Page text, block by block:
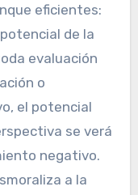
eficientes:
de la
evaluación
o
el potencial
se verá
negativo.
a la